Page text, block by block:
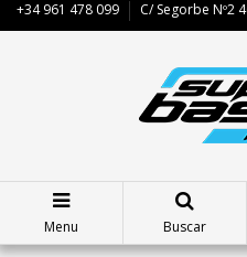
+34 961 478 099 C/ Segorbe Nº2
Menu Buscar